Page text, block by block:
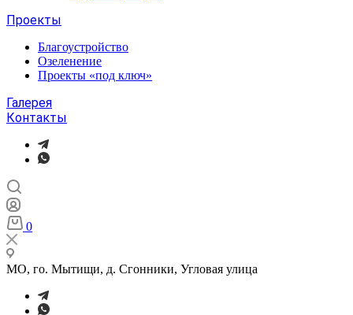
Проекты
Благоустройство
Озеленение
Проекты «под ключ»
Галерея
Контакты
0
МО, го. Мытищи, д. Сгонники, Угловая улица